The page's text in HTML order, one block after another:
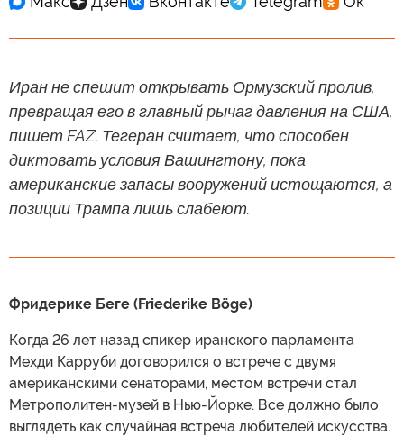
Иран не спешит открывать Ормузский пролив,
превращая его в главный рычаг давления на США,
пишет FAZ. Тегеран считает, что способен
диктовать условия Вашингтону, пока
американские запасы вооружений истощаются, а
позиции Трампа лишь слабеют.
Фридерике Беге (Friederike Böge)
Когда 26 лет назад спикер иранского парламента
Мехди Карруби договорился о встрече с двумя
американскими сенаторами, местом встречи стал
Метрополитен-музей в Нью-Йорке. Все должно было
выглядеть как случайная встреча любителей искусства.